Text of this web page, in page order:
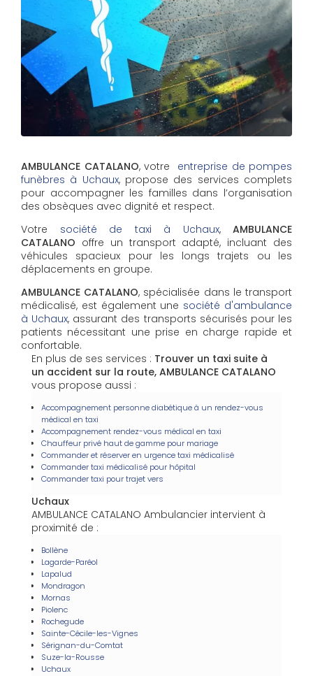
AMBULANCE CATALANO, votre entreprise de pompes
funèbres à Uchaux, propose des services complets
pour accompagner les familles dans l’organisation
des obsèques avec dignité et respect.
Votre société de taxi à Uchaux, AMBULANCE
CATALANO offre un transport adapté, incluant des
véhicules spacieux pour les longs trajets ou les
déplacements en groupe.
AMBULANCE CATALANO, spécialisée dans le transport
médicalisé, est également une société d'ambulance
à Uchaux, assurant des transports sécurisés pour les
patients nécessitant une prise en charge rapide et
confortable.
En plus de ses services : Trouver un taxi suite à
un accident sur la route, AMBULANCE CATALANO
vous propose aussi :
Accompagnement personne diabétique à un rendez-vous
médical en taxi
Accompagnement rendez-vous médical en taxi
Chauffeur privé haut de gamme pour mariage
Commander et réserver en urgence taxi médicalisé
Commander taxi médicalisé pour hôpital
Commander taxi pour trajet vers
Uchaux
AMBULANCE CATALANO Ambulancier intervient à
proximité de :
Bollène
Lagarde-Paréol
Lapalud
Mondragon
Mornas
Piolenc
Rochegude
Sainte-Cécile-les-Vignes
Sérignan-du-Comtat
Suze-la-Rousse
Uchaux